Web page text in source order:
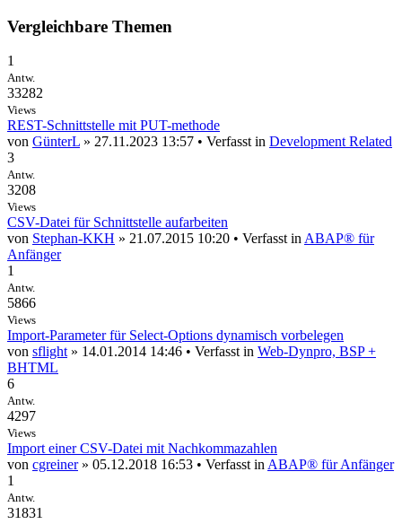
Vergleichbare Themen
1
Antw.
33282
Views
REST-Schnittstelle mit PUT-methode
von GünterL » 27.11.2023 13:57 • Verfasst in Development Related
3
Antw.
3208
Views
CSV-Datei für Schnittstelle aufarbeiten
von Stephan-KKH » 21.07.2015 10:20 • Verfasst in ABAP® für
Anfänger
1
Antw.
5866
Views
Import-Parameter für Select-Options dynamisch vorbelegen
von sflight » 14.01.2014 14:46 • Verfasst in Web-Dynpro, BSP +
BHTML
6
Antw.
4297
Views
Import einer CSV-Datei mit Nachkommazahlen
von cgreiner» 05.12.2018 16:53 • Verfasst in ABAP® für Anfänger
1
Antw.
31831